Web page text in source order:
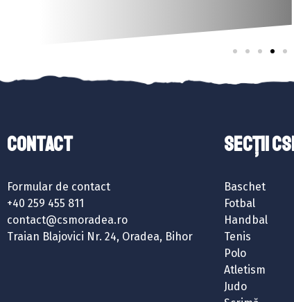
Contact
Formular de contact
+40 259 455 811
contact@csmoradea.ro
Traian Blajovici Nr. 24, Oradea, Bihor
SECȚII
Baschet
Fotbal
Handbal
Tenis
Polo
Atletism
Judo